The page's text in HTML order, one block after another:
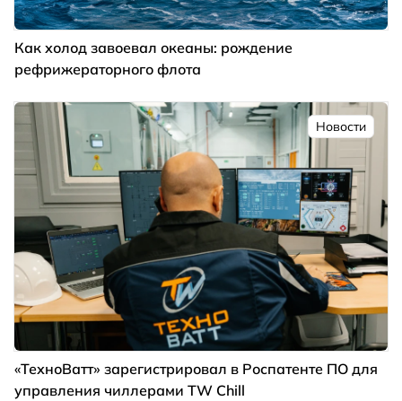
Как холод завоевал океаны: рождение
рефрижераторного флота
Новости
«ТехноВатт» зарегистрировал в Роспатенте ПО для
управления чиллерами TW Chill